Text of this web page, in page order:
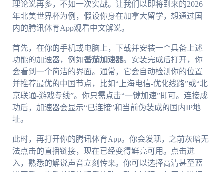
理论说再多，不如一次实战。让我们以即将到来的2026
年北美世界杯为例，假设你身在加拿大留学，想通过国
内的腾讯体育App观看中文解说。
首先，在你的手机或电脑上，下载并安装一个具备上述
功能的加速器，例如番茄加速器。安装完成后打开，你
会看到一个简洁的界面。通常，它会自动检测你的位置
并推荐最优的中国节点，比如“上海电信-优化线路”或“北
京联通-游戏专线”。你只需点击“一键加速”即可。连接成
功后，加速器会显示“已连接”和当前伪装成的国内IP地
址。
此时，再打开你的腾讯体育App。你会发现，之前灰暗无
法点击的直播链接，现在已经变得鲜亮可用。点击进
入，熟悉的解说声音立刻传来。你可以选择高清甚至蓝